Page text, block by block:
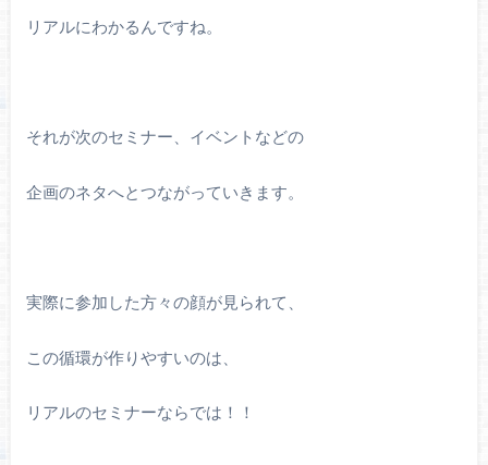
リアルにわかるんですね。
それが次のセミナー、イベントなどの
企画のネタへとつながっていきます。
実際に参加した方々の顔が見られて、
この循環が作りやすいのは、
リアルのセミナーならでは！！